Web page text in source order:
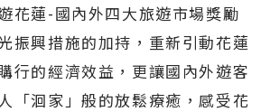
花蓮-國內外四大旅遊市場獎勵
振興措施的加持，重新引動花蓮
行的經濟效益，更讓國內外遊客
「洄家」般的放鬆療癒，感受花